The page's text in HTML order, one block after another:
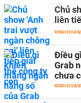
Chủ
liên
KINH
Điều
Grab
chưa
KINH